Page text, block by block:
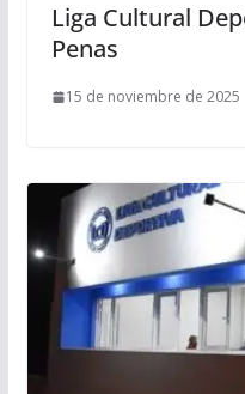
Liga Cultural
Penas
15 de noviembre de 2025